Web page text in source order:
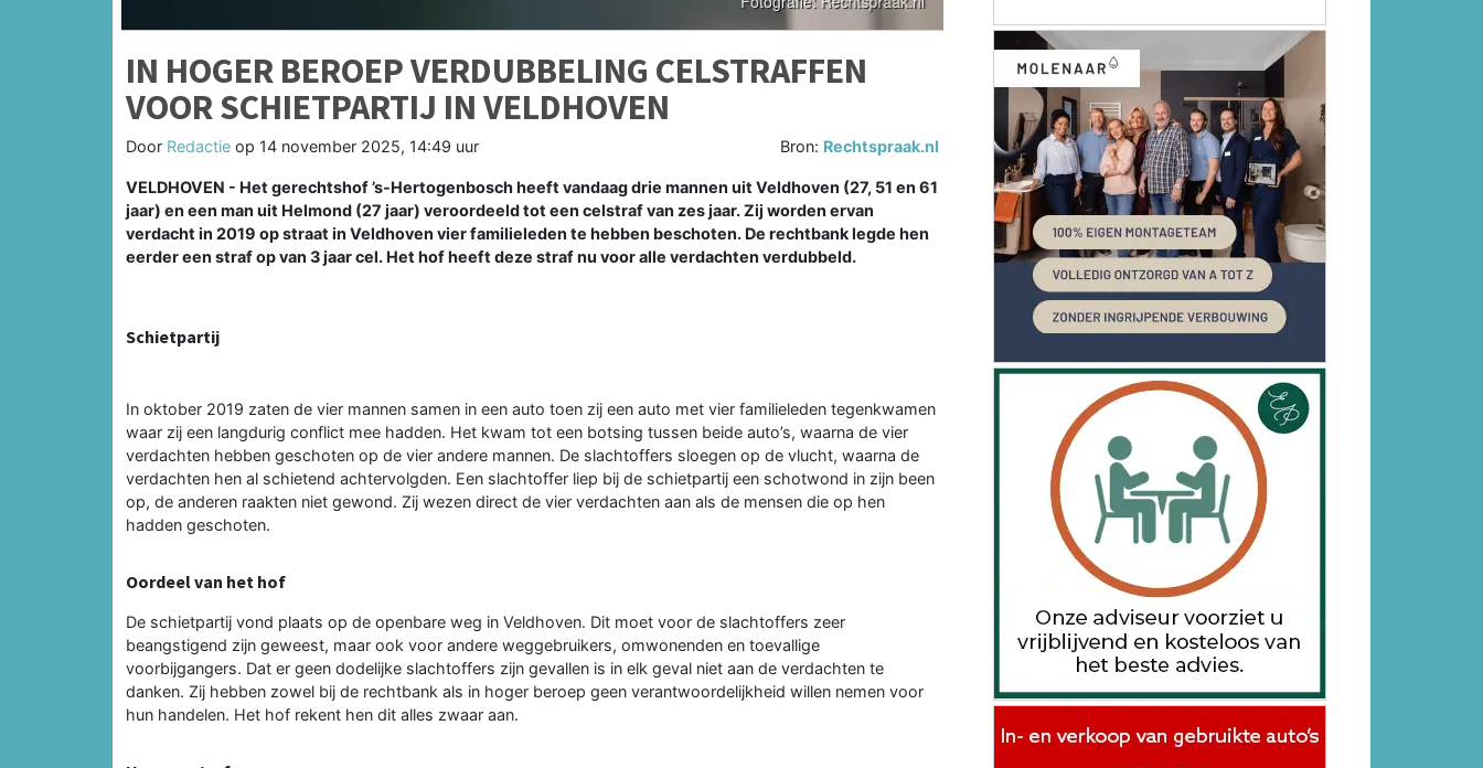
IN HOGER BEROEP VERDUBBELING CELSTRAFFEN
VOOR SCHIETPARTIJ IN VELDHOVEN
Door Redactie op 14 november 2025, 14:49 uur Bron: Rechtspraak.nl
VELDHOVEN - Het gerechtshof ’s-Hertogenbosch heeft vandaag drie mannen uit Veldhoven (27, 51 en 61
jaar) en een man uit Helmond (27 jaar) veroordeeld tot een celstraf van zes jaar. Zij worden ervan
verdacht in 2019 op straat in Veldhoven vier familieleden te hebben beschoten. De rechtbank legde hen
eerder een straf op van 3 jaar cel. Het hof heeft deze straf nu voor alle verdachten verdubbeld.
Schietpartij
In oktober 2019 zaten de vier mannen samen in een auto toen zij een auto met vier familieleden tegenkwamen
waar zij een langdurig conflict mee hadden. Het kwam tot een botsing tussen beide auto’s, waarna de vier
verdachten hebben geschoten op de vier andere mannen. De slachtoffers sloegen op de vlucht, waarna de
verdachten hen al schietend achtervolgden. Een slachtoffer liep bij de schietpartij een schotwond in zijn been
op, de anderen raakten niet gewond. Zij wezen direct de vier verdachten aan als de mensen die op hen
hadden geschoten.
Oordeel van het hof
De schietpartij vond plaats op de openbare weg in Veldhoven. Dit moet voor de slachtoffers zeer
beangstigend zijn geweest, maar ook voor andere weggebruikers, omwonenden en toevallige
voorbijgangers. Dat er geen dodelijke slachtoffers zijn gevallen is in elk geval niet aan de verdachten te
danken. Zij hebben zowel bij de rechtbank als in hoger beroep geen verantwoordelijkheid willen nemen voor
hun handelen. Het hof rekent hen dit alles zwaar aan.